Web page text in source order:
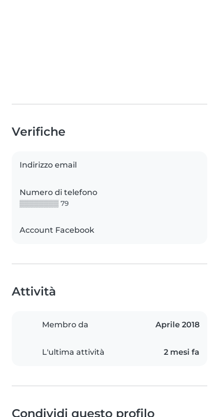
Verifiche
Indirizzo email
Numero di telefono
▒▒▒▒▒▒▒▒ 79
Account Facebook
Attività
Membro da Aprile 2018
L'ultima attività 2 mesi fa
Condividi questo profilo